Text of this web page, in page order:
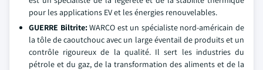
pour les applications EV et les énergies renouvelables.
GUERRE Biltrite:WARCO est un spécialiste nord-américain de
la tôle de caoutchouc avec un large éventail de produits et un
contrôle rigoureux de la qualité. Il sert les industries du
pétrole et du gaz, de la transformation des aliments et de la